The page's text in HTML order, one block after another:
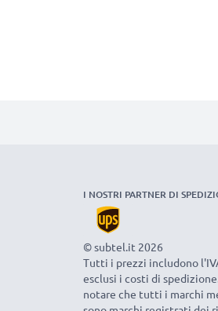
I NOSTRI PARTNER DI
© subtel.it 2026
Tutti i prezzi includono
esclusi i costi di
notare che tutti i marchi